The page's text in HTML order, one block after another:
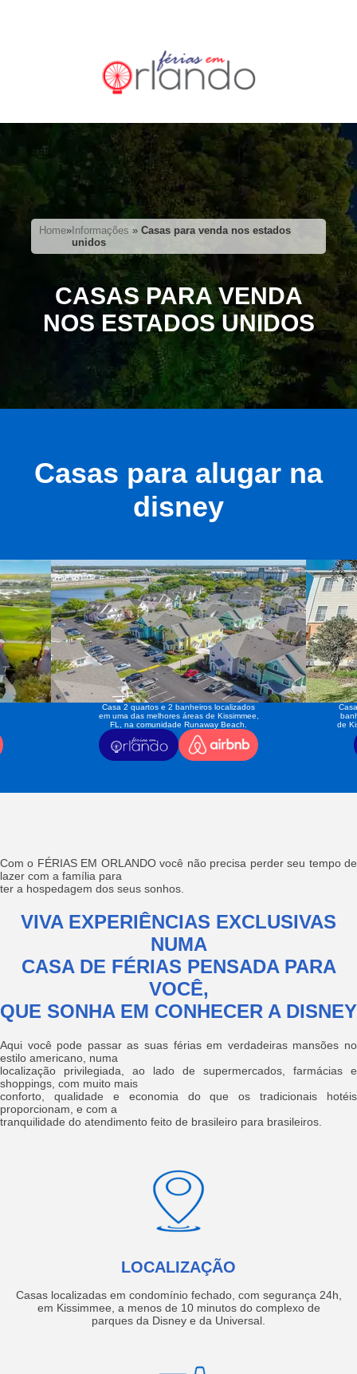
Home» Informações »Casas para venda nos estados
unidos
CASAS PARA VENDA
NOS ESTADOS UNIDOS
Casas para alugar na
disney
Casa 2 quartos e 2 banheiros localizados
em uma das melhores áreas de Kissimmee,
FL, na comunidade Runaway Beach.
de
Com o FÉRIAS EM ORLANDO você não precisa perder seu tempo de
lazer com a família para
ter a hospedagem dos seus sonhos.
VIVA EXPERIÊNCIAS EXCLUSIVAS
NUMA
CASA DE FÉRIAS PENSADA PARA
VOCÊ,
QUE SONHA EM CONHECER A DISNEY
Aqui você pode passar as suas férias em verdadeiras mansões no
estilo americano, numa
localização privilegiada, ao lado de supermercados, farmácias e
shoppings, com muito mais
conforto, qualidade e economia do que os tradicionais hotéis
proporcionam, e com a
tranquilidade do atendimento feito de brasileiro para brasileiros.
LOCALIZAÇÃO
Casas localizadas em condomínio fechado, com segurança 24h,
em Kissimmee, a menos de 10 minutos do complexo de
parques da Disney e da Universal.